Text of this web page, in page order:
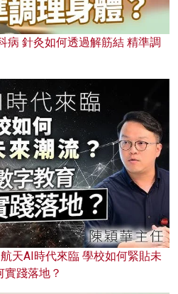
病 針灸如何透過解筋結 精準調
天AI時代來臨 學校如何緊貼未
踐落地？